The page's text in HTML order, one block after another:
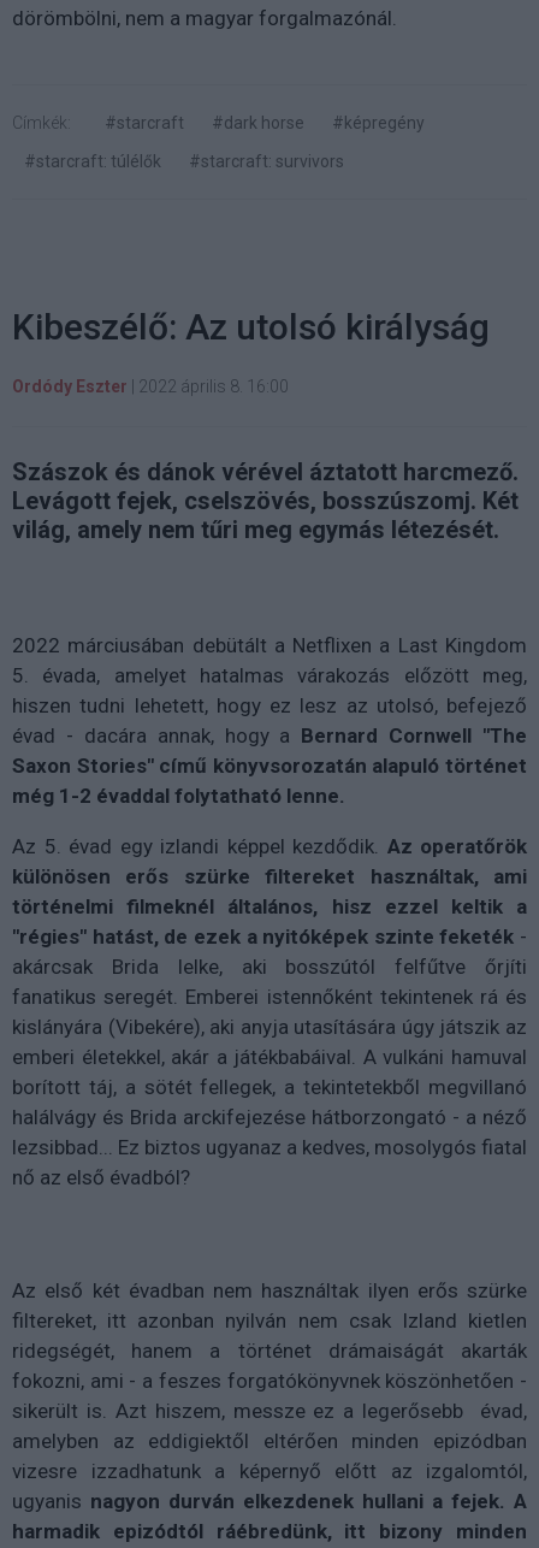
dörömbölni, nem a magyar forgalmazónál.
Címkék: #starcraft #dark horse
#képregény
#starcraft: túlélők
#starcraft: survivors
Kibeszélő: Az utolsó királyság
Ordódy Eszter 2022 április 8. 16:00
Szászok és dánok vérével áztatott harcmező.
Levágott fejek, cselszövés, bosszúszomj. Két
világ, amely nem tűri meg egymás létezését.
2022 márciusában debütált a Netflixen a Last Kingdom
5. évada, amelyet hatalmas várakozás előzött meg,
hiszen tudni lehetett, hogy ez lesz az utolsó, befejező
évad - dacára annak, hogy a Bernard Cornwell "The
Saxon Stories" című könyvsorozatán alapuló történet
még 1-2 évaddal folytatható lenne.
Az 5. évad egy izlandi képpel kezdődik. Az operatőrök
különösen erős szürke filtereket használtak, ami
történelmi filmeknél általános, hisz ezzel keltik a
"régies" hatást, de ezek a nyitóképek szinte feketék -
akárcsak Brida lelke, aki bosszútól felfűtve őrjíti
fanatikus seregét. Emberei istennőként tekintenek rá és
kislányára (Vibekére), aki anyja utasítására úgy játszik az
emberi életekkel, akár a játékbabáival. A vulkáni hamuval
borított táj, a sötét fellegek, a tekintetekből megvillanó
halálvágy és Brida arckifejezése hátborzongató - a néző
lezsibbad... Ez biztos ugyanaz a kedves, mosolygós fiatal
nő az első évadból?
Az első két évadban nem használtak ilyen erős szürke
filtereket, itt azonban nyilván nem csak Izland kietlen
ridegségét, hanem a történet drámaiságát akarták
fokozni, ami - a feszes forgatókönyvnek köszönhetően -
sikerült is. Azt hiszem, messze ez a legerősebb évad,
amelyben az eddigiektől eltérően minden epizódban
vizesre izzadhatunk a képernyő előtt az izgalomtól,
ugyanis nagyon durván elkezdenek hullani a fejek. A
harmadik epizódtól ráébredünk, itt bizony minden